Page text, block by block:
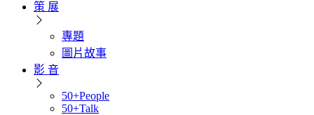
策 展
專題
圖片故事
影 音
50+People
50+Talk